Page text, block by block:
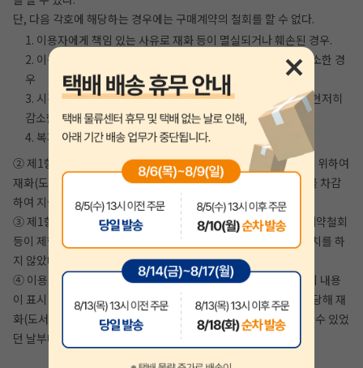
단, 다음 각호에 해당하는 경우에는 구매계약의 철회를 할 수 없다.
1. 이용자에게 책임 있는 사유로 재화 등이 멸실되거나 훼손된 경우.
2. 이용자의 사용 또는 일부 소비로 재화 등의 가치가 현저히 감소한 경
우
3. 시간이 지나 다시 판매하기 곤란할 정도로 재화 등의 가치가 현저히
감소한 경우
4. 복제가 가능한 재화 등의 포장을 훼손한 경우
② 제1항 제1호에 해당하더라도 재화(도서) 등의 내용을 확인하기 위하여
재화(도서) 등의 포장을 훼손한 경우에는 해당 도서 정가의 30%를 차감
하여 지급하는 조건으로 구매계약의 철회를 할 수 있다.
③ 제1항 제2호 내지 제4호의 경우에 지안에듀에서 사전에 구매계약철회
등이 제한되는 사실을 소비자가 쉽게 알 수 있는 곳에 명기하는 조치를 하
지 않았다면 이용자의 철회권이 제한되지 않는다.
④ 이용자는 제1항 및 제2항의 규정에도 불구하고 재화(도서) 등의 내용
이 표시·광고 내용과 다르거나 계약내용과 다르게 이행된 때에는 당해 재
화(도서) 등을 공급 받은 날부터 3월 이내, 그 사실을 안 날 또는 알 수 있었
던 날부터 30일 이내에 구매계약철회 등을 할 수 있다.